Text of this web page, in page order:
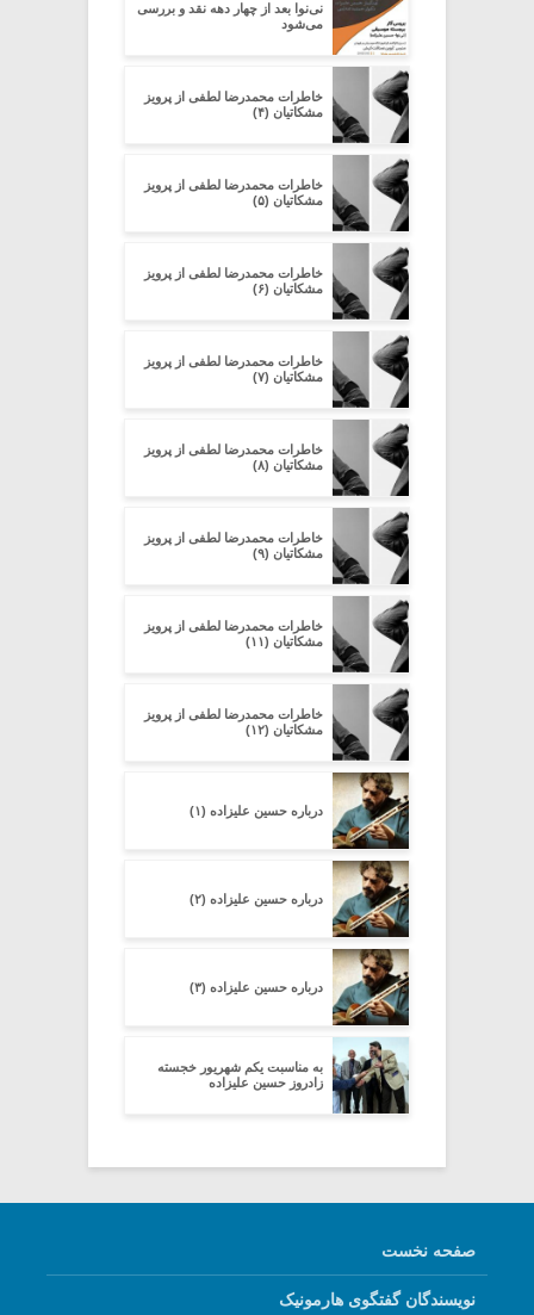
نی‌نوا بعد از چهار دهه نقد و بررسی
می‌شود
خاطرات محمدرضا لطفی از پرویز
مشکاتیان (۴)
خاطرات محمدرضا لطفی از پرویز
مشکاتیان (۵)
خاطرات محمدرضا لطفی از پرویز
مشکاتیان (۶)
خاطرات محمدرضا لطفی از پرویز
مشکاتیان (۷)
خاطرات محمدرضا لطفی از پرویز
مشکاتیان (۸)
خاطرات محمدرضا لطفی از پرویز
مشکاتیان (۹)
خاطرات محمدرضا لطفی از پرویز
مشکاتیان (۱۱)
خاطرات محمدرضا لطفی از پرویز
مشکاتیان (۱۲)
درباره حسین علیزاده (۱)
درباره حسین علیزاده (۲)
درباره حسین علیزاده (۳)
به مناسبت یکم شهریور خجسته
زادروز حسین علیزاده
صفحه نخست
نویسندگان گفتگوی هارمونیک